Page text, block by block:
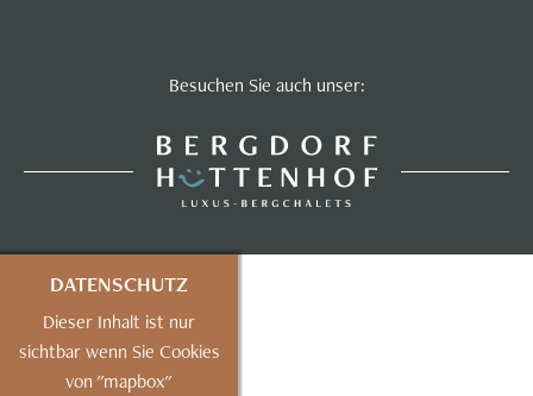
Besuchen Sie auch unser:
DATENSCHUTZ
Dieser Inhalt ist nur
sichtbar wenn Sie Cookies
von "mapbox"